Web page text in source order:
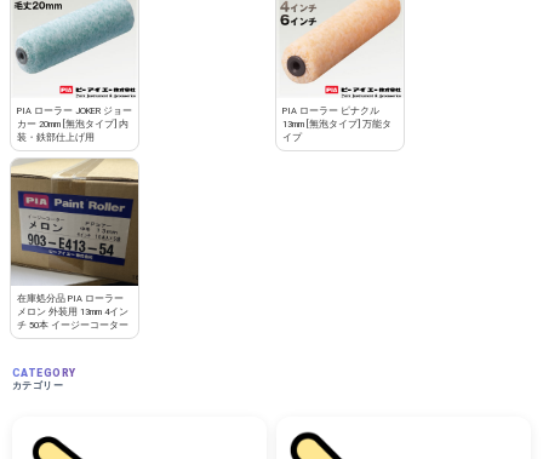
PIA ローラー JOKER ジョー
カー 20mm [無泡タイプ] 内
装・鉄部仕上げ用
PIA ローラー ピナクル
13mm [無泡タイプ] 万能タ
イプ
在庫処分品 PIA ローラー
メロン 外装用 13mm 4イン
チ 50本 イージーコーター
CATEGORY
カテゴリー